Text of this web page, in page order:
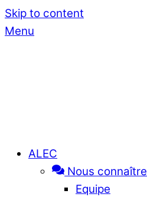
Skip to content
Menu
ALEC
Nous connaître
Equipe